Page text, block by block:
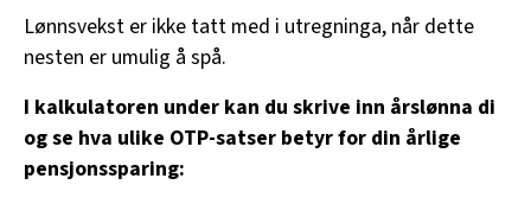
Lønnsvekst er ikke tatt med i utregninga, når dette
nesten er umulig å spå.
I kalkulatoren under kan du skrive inn årslønna di
og se hva ulike OTP-satser betyr for din årlige
pensjonssparing: